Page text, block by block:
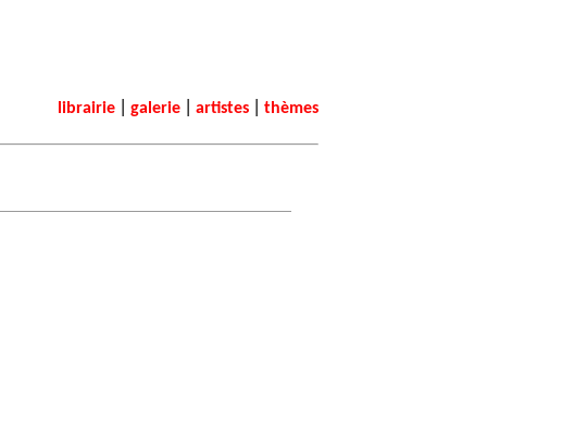
librairie galerie artistes thèmes